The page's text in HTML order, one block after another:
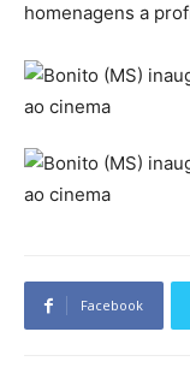
homenagens a
Facebook